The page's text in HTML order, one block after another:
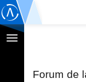
Afficher
Forum de